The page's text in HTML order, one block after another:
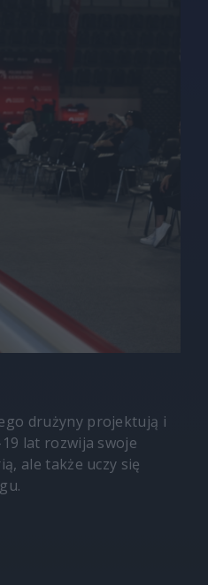
drużyny projektują i
lat rozwija swoje
ale także uczy się